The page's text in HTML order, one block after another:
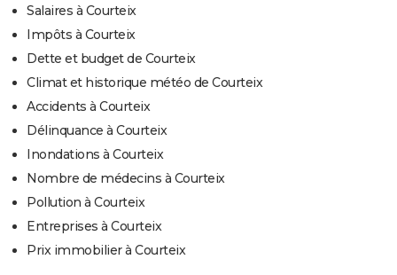
Salaires à Courteix
Impôts à Courteix
Dette et budget de Courteix
Climat et historique météo de Courteix
Accidents à Courteix
Délinquance à Courteix
Inondations à Courteix
Nombre de médecins à Courteix
Pollution à Courteix
Entreprises à Courteix
Prix immobilier à Courteix